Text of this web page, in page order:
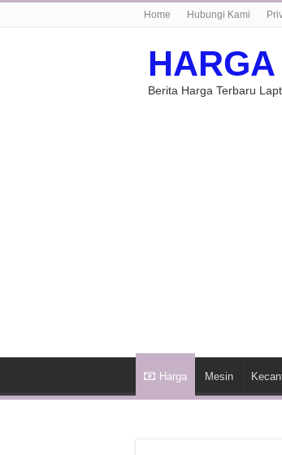
Home Hubungi Kami
Berita Harga Terbaru
Harga Mesin